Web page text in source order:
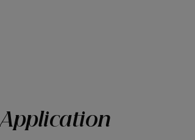
Application